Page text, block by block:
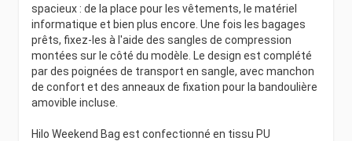
spacieux : de la place pour les vêtements, le matériel
informatique et bien plus encore. Une fois les bagages
prêts, fixez-les à l'aide des sangles de compression
montées sur le côté du modèle. Le design est complété
par des poignées de transport en sangle, avec manchon
de confort et des anneaux de fixation pour la bandoulière
amovible incluse.
Hilo Weekend Bag est confectionné en tissu PU